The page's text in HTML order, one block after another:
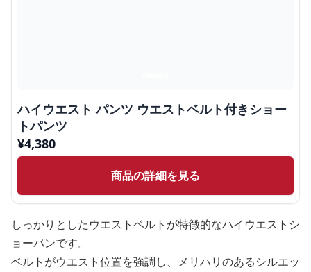
ハイウエスト パンツ ウエストベルト付きショー
トパンツ
¥4,380
商品の詳細を見る
しっかりとしたウエストベルトが特徴的なハイウエストシ
ョーパンです。
ベルトがウエスト位置を強調し、メリハリのあるシルエッ